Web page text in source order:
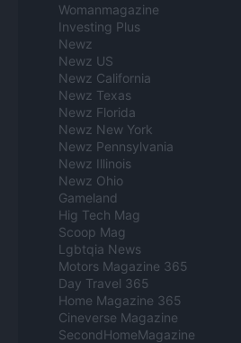
Womanmagazine
Investing Plus
Newz
Newz US
Newz California
Newz Texas
Newz Florida
Newz New York
Newz Pennsylvania
Newz Illinois
Newz Ohio
Gameland
Hig Tech Mag
Scoop Mag
Lgbtqia News
Motors Magazine 365
Day Travel 365
Home Magazine 365
Cineverse Magazine
SecondHomeMagazine